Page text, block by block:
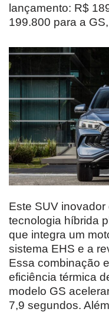
lançamento: R$
199.800 para a
Este SUV
tecnologia híbrida
que integra um
sistema EHS e a
Essa combinação
eficiência térmica
modelo GS
7,9 segundos.